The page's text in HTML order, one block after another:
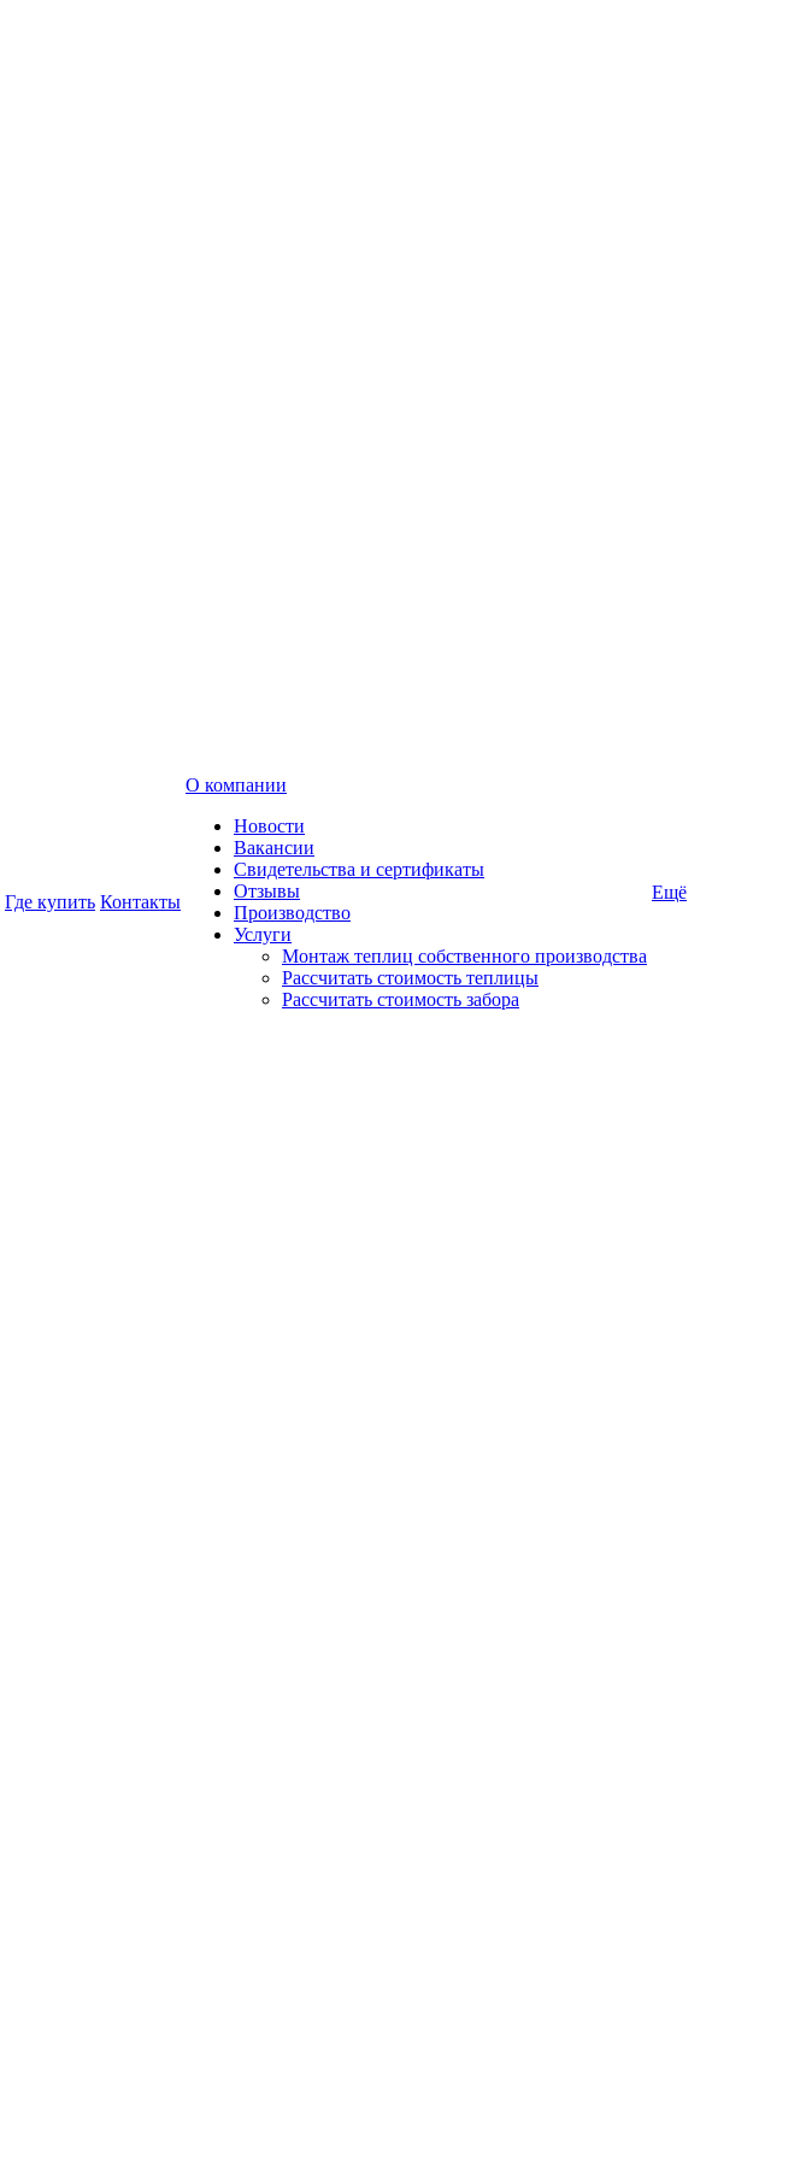
Где купить Контакты
О компании
Новости
Вакансии
Свидетельства и сертификаты
Отзывы
Производство
Услуги
Монтаж теплиц собственного производства
Рассчитать стоимость теплицы
Рассчитать стоимость забора
Ещё